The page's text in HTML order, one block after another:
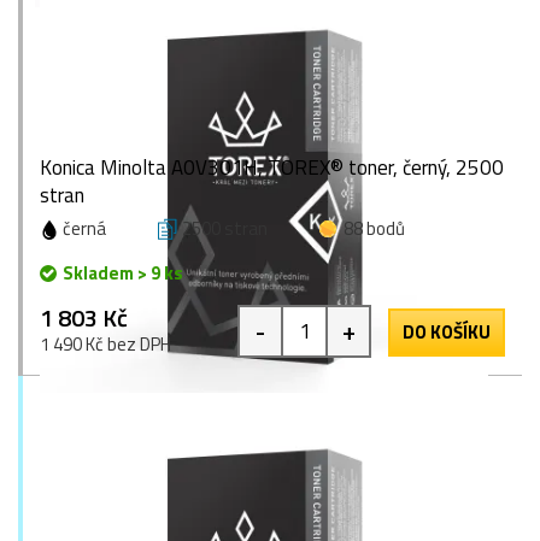
Konica Minolta A0V301H, TOREX® toner, černý, 2500
stran
černá 2500 stran
88 bodů
Skladem > 9 ks
1 803 Kč
1 490 Kč bez DPH - + DO KOŠÍKU